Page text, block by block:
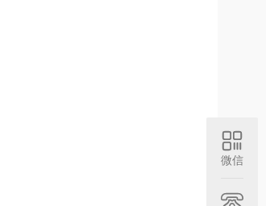
微信